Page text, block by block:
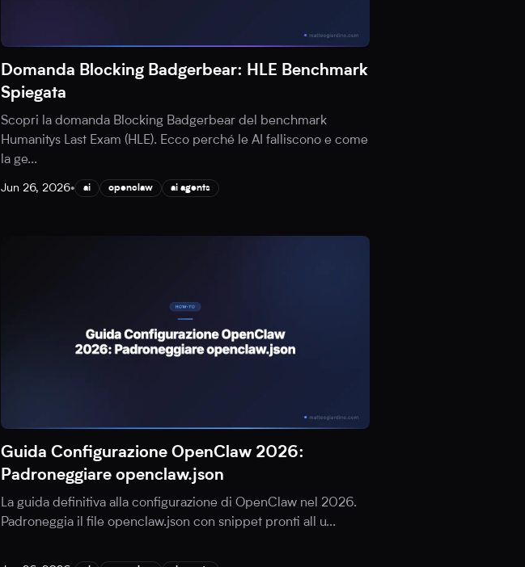
Domanda Blocking Badgerbear: HLE Benchmark
Spiegata
Scopri la domanda Blocking Badgerbear del benchmark
Humanitys Last Exam (HLE). Ecco perché le AI falliscono e come
la ge...
Jun 26, 2026• ai openclaw ai agents
Guida Configurazione OpenClaw 2026:
Padroneggiare openclaw.json
La guida definitiva alla configurazione di OpenClaw nel 2026.
Padroneggia il file openclaw.json con snippet pronti all u...